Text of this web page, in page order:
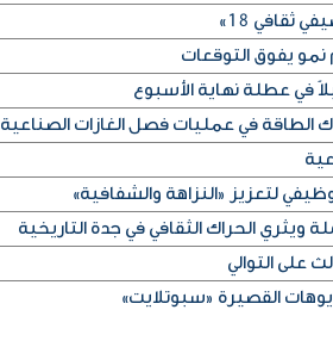
ثقافي 18»
نمو يفوق التوقعات
في عطلة نهاية الأسبوع
الطاقة في عمليات فصل الغازات الصناعية
لتعزيز «النزاهة والشفافية»
ويثري الحراك الثقافي في جدة التاريخية
على التوالي
القصيرة «سبوتلايت»